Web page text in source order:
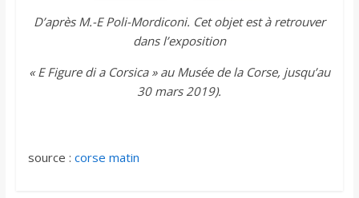
D’après M.-E Poli-Mordiconi. Cet objet est à retrouver
dans l’exposition
« E Figure di a Corsica » au Musée de la Corse, jusqu’au
30 mars 2019).
source : corse matin